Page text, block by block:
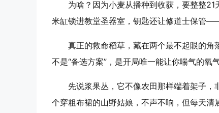
为啥？因为小麦从播种到收获，要整整
米缸锁进教堂圣器室，钥匙还让修道士保管
真正的救命稻草，藏在两个最不起眼的
不是“备选方案”，是开局唯一能让你喘气的氧气
先说浆果丛，它不像农田那样端着架子
个穿粗布裙的山野姑娘，不声不响，但每天